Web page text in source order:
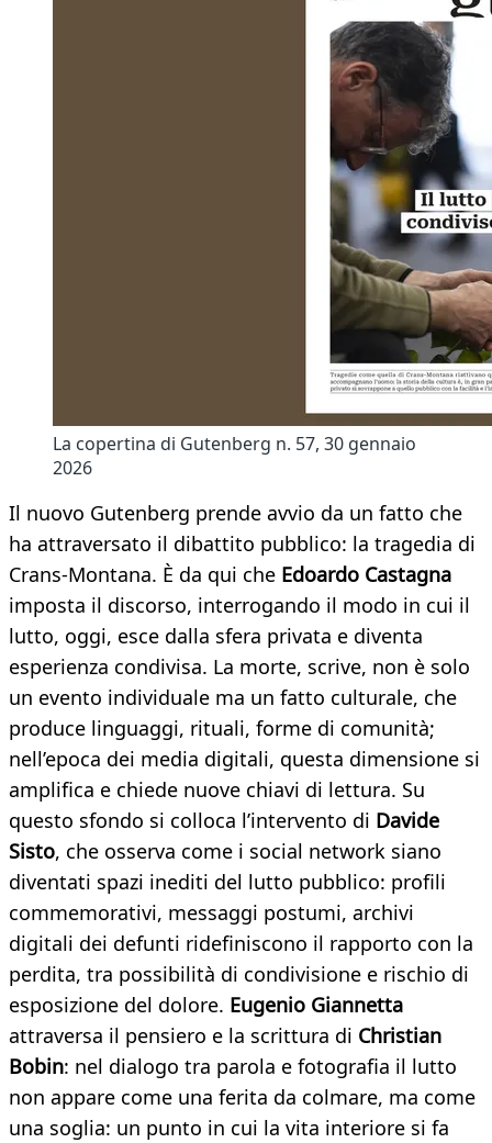
La copertina di Gutenberg n. 57, 30 gennaio
2026
Il nuovo Gutenberg prende avvio da un fatto che
ha attraversato il dibattito pubblico: la tragedia di
Crans-Montana. È da qui che Edoardo Castagna
imposta il discorso, interrogando il modo in cui il
lutto, oggi, esce dalla sfera privata e diventa
esperienza condivisa. La morte, scrive, non è solo
un evento individuale ma un fatto culturale, che
produce linguaggi, rituali, forme di comunità;
nell’epoca dei media digitali, questa dimensione si
amplifica e chiede nuove chiavi di lettura. Su
questo sfondo si colloca l’intervento di Davide
Sisto, che osserva come i social network siano
diventati spazi inediti del lutto pubblico: profili
commemorativi, messaggi postumi, archivi
digitali dei defunti ridefiniscono il rapporto con la
perdita, tra possibilità di condivisione e rischio di
esposizione del dolore. Eugenio Giannetta
attraversa il pensiero e la scrittura di Christian
Bobin: nel dialogo tra parola e fotografia il lutto
non appare come una ferita da colmare, ma come
una soglia: un punto in cui la vita interiore si fa